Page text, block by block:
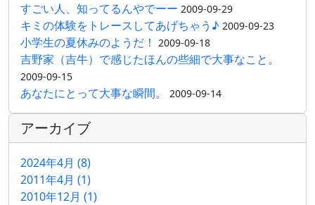
すごい人、知ってるんやでーー 2009-09-29
キミの体験をトレースしてあげちゃう♪ 2009-09-23
小学生の夏休みのようだ！ 2009-09-18
吉野家（吉牛）で感じたほんの些細で大事なこと。
2009-09-15
あなたにとって大事な瞬間。 2009-09-14
アーカイブ
2024年4月 (8)
2011年4月 (1)
2010年12月 (1)